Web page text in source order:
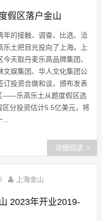
假区落户金山
年的接触、调查、比选、洽
乐土把目光投向了上海。上
今天取丹麦乐高品牌集团、
文娱集团、华人文化集团公
订投资合做和谈，颁布发表
——乐高乐土从题度假区选
分投资估计5.5亿美元，将
详细阅读
上海金山
2023年开业2019-